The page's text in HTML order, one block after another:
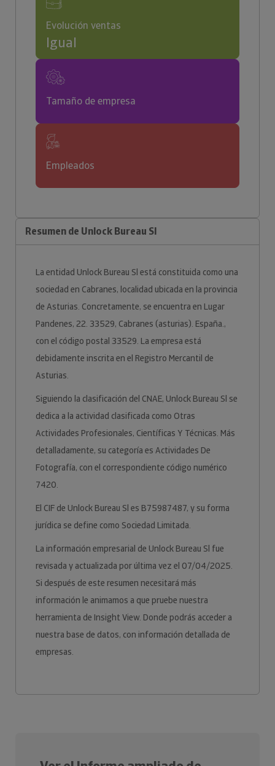
Evolución ventas
Igual
Tamaño de empresa
Empleados
Resumen de Unlock Bureau Sl
La entidad Unlock Bureau Sl está constituida como una
sociedad en Cabranes, localidad ubicada en la provincia
de Asturias. Concretamente, se encuentra en Lugar
Pandenes, 22. 33529, Cabranes (asturias). España.,
con el código postal 33529. La empresa está
debidamente inscrita en el Registro Mercantil de
Asturias.
Siguiendo la clasificación del CNAE, Unlock Bureau Sl se
dedica a la actividad clasificada como Otras
Actividades Profesionales, Científicas Y Técnicas. Más
detalladamente, su categoría es Actividades De
Fotografía, con el correspondiente código numérico
7420.
El CIF de Unlock Bureau Sl es B75987487, y su forma
jurídica se define como Sociedad Limitada.
La información empresarial de Unlock Bureau Sl fue
revisada y actualizada por última vez el 07/04/2025.
Si después de este resumen necesitará más
información le animamos a que pruebe nuestra
herramienta de Insight View. Donde podrás acceder a
nuestra base de datos, con información detallada de
empresas.